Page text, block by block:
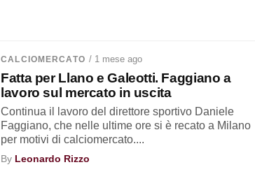
CALCIOMERCATO / 1 mese ago
Fatta per Llano e Galeotti. Faggiano a
lavoro sul mercato in uscita
Continua il lavoro del direttore sportivo Daniele
Faggiano, che nelle ultime ore si è recato a Milano
per motivi di calciomercato....
By Leonardo Rizzo